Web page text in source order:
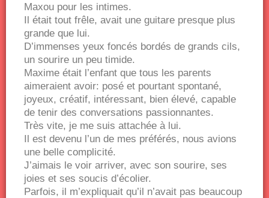
Maxou pour les intimes.
Il était tout frêle, avait une guitare presque plus
grande que lui.
D’immenses yeux foncés bordés de grands cils,
un sourire un peu timide.
Maxime était l’enfant que tous les parents
aimeraient avoir: posé et pourtant spontané,
joyeux, créatif, intéressant, bien élevé, capable
de tenir des conversations passionnantes.
Très vite, je me suis attachée à lui.
Il est devenu l’un de mes préférés, nous avions
une belle complicité.
J’aimais le voir arriver, avec son sourire, ses
joies et ses soucis d’écolier.
Parfois, il m’expliquait qu’il n’avait pas beaucoup